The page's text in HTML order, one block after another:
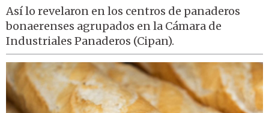
Así lo revelaron en los centros de panaderos
bonaerenses agrupados en la Cámara de
Industriales Panaderos (Cipan).